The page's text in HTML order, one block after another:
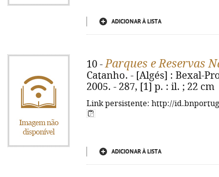
ADICIONAR À LISTA
10 -Parques e Reservas
Catanho. - [Algés] : Bexal-
2005. - 287, [1] p. : il. ; 22 cm
Link persistente: http://
ADICIONAR À LISTA